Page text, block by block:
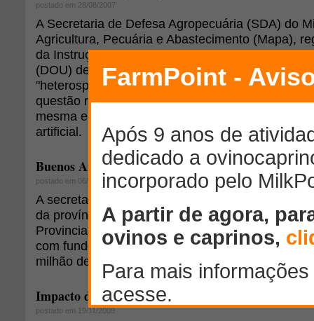
postado em 28/08/2007
A Secretaria de Defesa Agropecuária (SDA) do
Agricultura, Pecuária e Abastecimento (Mapa),
da Instrução Normativa (IN) nº 32, publicada no
(DOU) desta segunda-feira (27), a produção e o
"heterospérmico de ruminantes". A IN especifica
questão resulta da mistura do ejaculado de
mesma espécie, constituindo o material a ser
artificial.
Buenos Aires destina US$ 540 mil para produção
postado em 06/03/2008
A secretaria do Ministério de Assuntos Agrários
da província argentina de Buenos Aires, através
Provincial (UEP), aprovou 31 projetos ovinos
com fundos provenientes do Governo nacional,
milhão de pesos (US$ 539,03 mil).
Impacto da avaliação genética de carneiros na
postado em 19/11/2009